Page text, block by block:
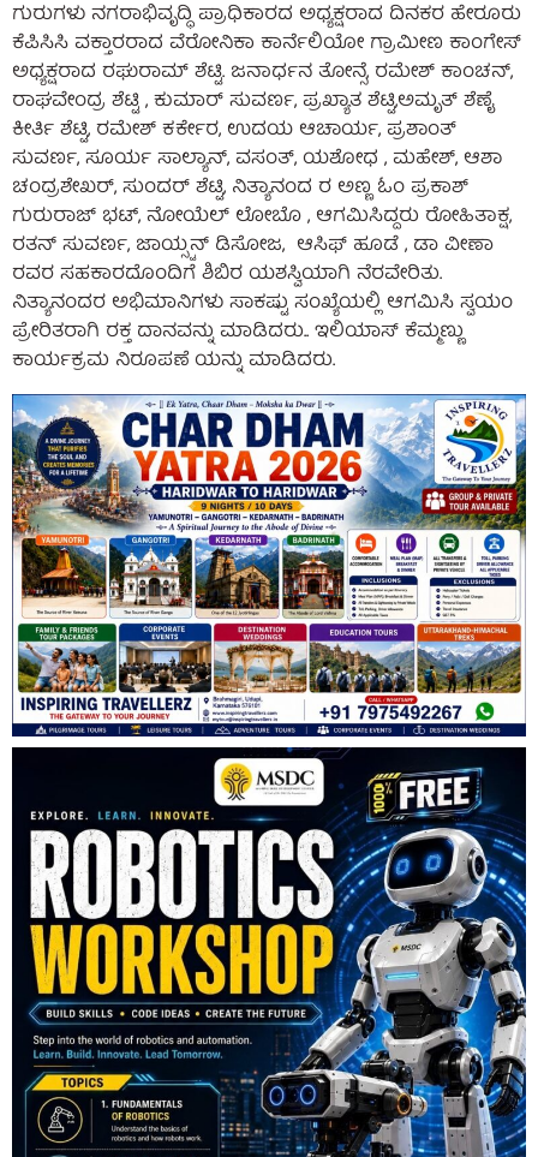
ಗುರುಗಳು ನಗರಾಭಿವೃದ್ಧಿ ಪ್ರಾಧಿಕಾರದ ಅಧ್ಯಕ್ಷರಾದ ದಿನಕರ ಹೇರೂರು
ಕೆಪಿಸಿಸಿ ವಕ್ತಾರರಾದ ವೆರೋನಿಕಾ ಕಾರ್ನೆಲಿಯೋ ಗ್ರಾಮೀಣ ಕಾಂಗೇಸ್
ಅಧ್ಯಕ್ಷರಾದ ರಘುರಾಮ್ ಶೆಟ್ಟಿ. ಜನಾರ್ಧನ ತೋನ್ಸೆ, ರಮೇಶ್ ಕಾಂಚನ್,
ರಾಘವೇಂದ್ರ ಶೆಟ್ಟಿ , ಕುಮಾರ್ ಸುವರ್ಣ, ಪ್ರಖ್ಯಾತ ಶೆಟ್ಟಿ,ಅಮೃತ್ ಶೆಣೈ
ಕೀರ್ತಿ ಶೆಟ್ಟಿ, ರಮೇಶ್ ಕರ್ಕೇರ, ಉದಯ ಆಚಾರ್ಯ, ಪ್ರಶಾಂತ್
ಸುವರ್ಣ, ಸೂರ್ಯ ಸಾಲ್ಯಾನ್, ವಸಂತ್, ಯಶೋಧ , ಮಹೇಶ್, ಆಶಾ
ಚಂದ್ರಶೇಖರ್, ಸುಂದರ್ ಶೆಟ್ಟಿ, ನಿತ್ಯಾನಂದ ರ ಅಣ್ಣ ಓಂ ಪ್ರಕಾಶ್
ಗುರುರಾಜ್ ಭಟ್, ನೋಯೆಲ್ ಲೋಬೊ , ಆಗಮಿಸಿದ್ದರು ರೋಹಿತಾಕ್ಷ,
ರತನ್ ಸುವರ್ಣ, ಜಾಯ್ಸ್ಟನ್ ಡಿಸೋಜ, ಆಸಿಫ್ ಹೂಡೆ , ಡಾ ವೀಣಾ
ರವರ ಸಹಕಾರದೊಂದಿಗೆ ಶಿಬಿರ ಯಶಸ್ವಿಯಾಗಿ ನೆರವೇರಿತು.
ನಿತ್ಯಾನಂದರ ಅಭಿಮಾನಿಗಳು ಸಾಕಷ್ಟು ಸಂಖ್ಯೆಯಲ್ಲಿ ಆಗಮಿಸಿ ಸ್ವಯಂ
ಪ್ರೇರಿತರಾಗಿ ರಕ್ತ ದಾನವನ್ನು ಮಾಡಿದರು.. ಇಲಿಯಾಸ್ ಕೆಮ್ಮಣ್ಣು
ಕಾರ್ಯಕ್ರಮ ನಿರೂಪಣೆ ಯನ್ನು ಮಾಡಿದರು.